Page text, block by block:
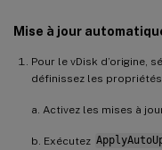
Mise à jour
Pour le vDisk d’origine,
définissez les propriétés
a. Activez les mises à
b. Exécutez